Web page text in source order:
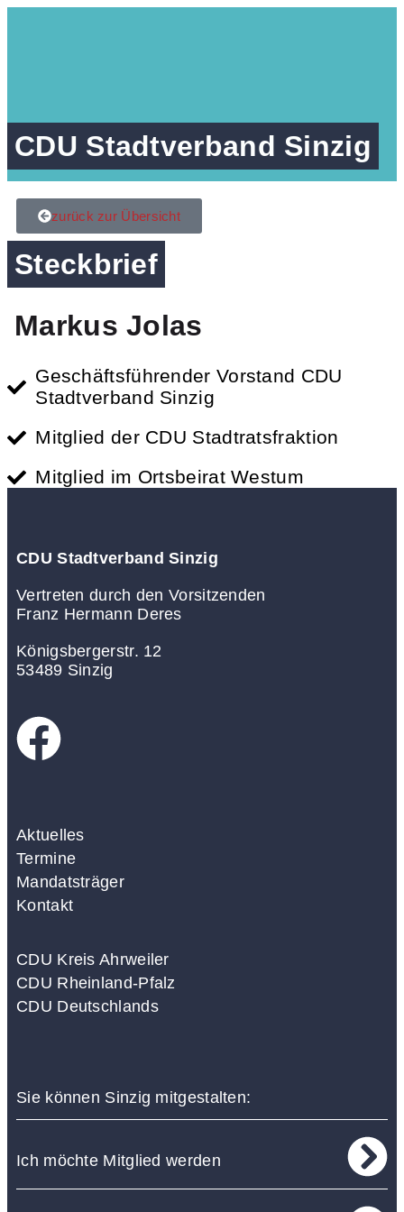
CDU Stadtverband Sinzig
zurück zur Übersicht
Steckbrief
Markus Jolas
Geschäftsführender Vorstand CDU
Stadtverband Sinzig
Mitglied der CDU Stadtratsfraktion
Mitglied im Ortsbeirat Westum
CDU Stadtverband Sinzig
Vertreten durch den Vorsitzenden
Franz Hermann Deres
Königsbergerstr. 12
53489 Sinzig
Aktuelles
Termine
Mandatsträger
Kontakt
CDU Kreis Ahrweiler
CDU Rheinland-Pfalz
CDU Deutschlands
Sie können Sinzig mitgestalten:
Ich möchte Mitglied werden